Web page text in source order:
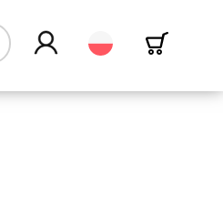
Polski